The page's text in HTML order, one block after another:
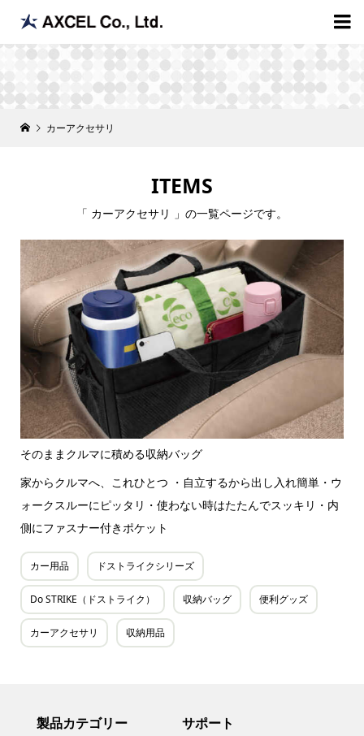

カーアクセサリ
ITEMS
「 カーアクセサリ 」の一覧ページです。
そのままクルマに積める収納バッグ
家からクルマへ、これひとつ ・自立するから出し入れ簡単・ウ
ォークスルーにピッタリ・使わない時はたたんでスッキリ・内
側にファスナー付きポケット
カー用品 ドストライクシリーズ
Do STRIKE（ドストライク） 収納バッグ 便利グッズ
カーアクセサリ 収納用品
製品カテゴリー サポート